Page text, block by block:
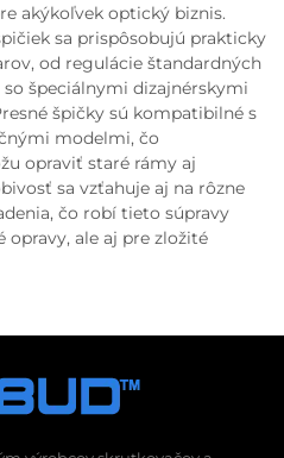
akýkoľvek optický biznis.
sa prispôsobujú prakticky
od regulácie štandardných
špeciálnymi dizajnérskymi
špičky sú kompatibilné s
modelmi, čo
opraviť staré rámy aj
sa vzťahuje aj na rôzne
čo robí tieto súpravy
opravy, ale aj pre zložité